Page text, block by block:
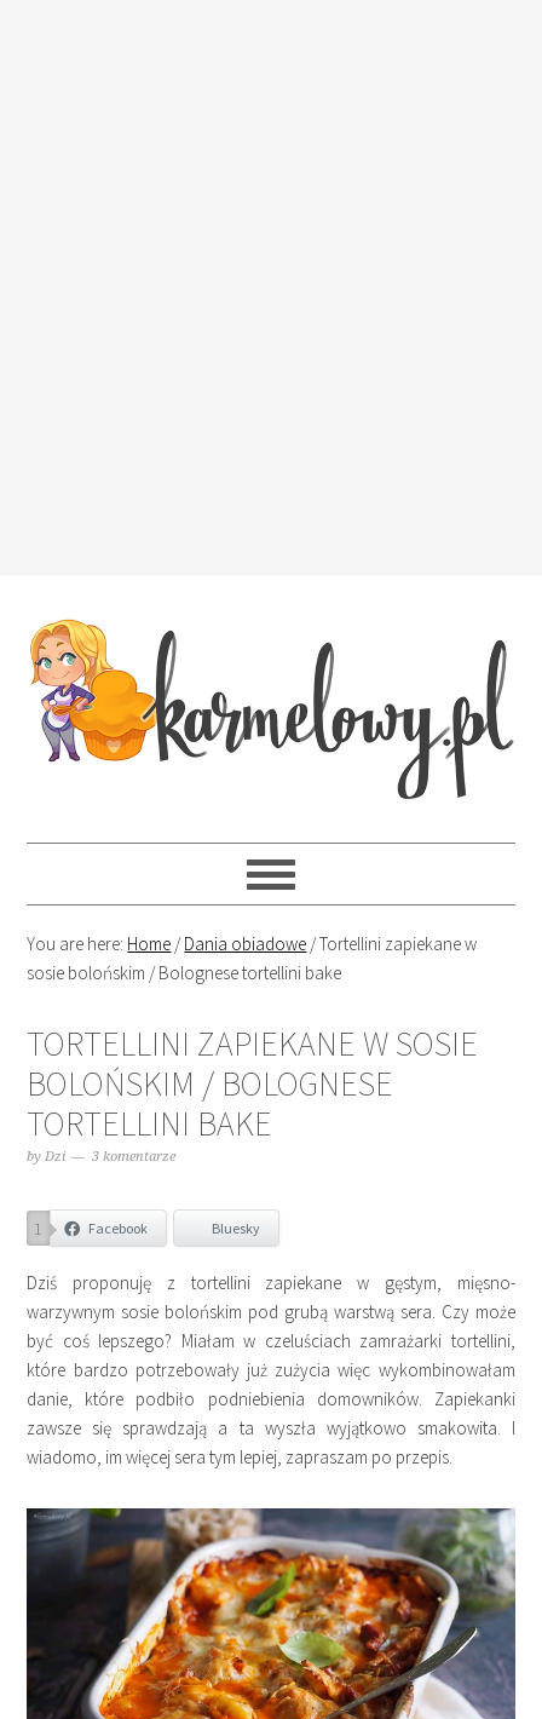
You are here: Home /Dania obiadowe /Tortellini zapiekane w
sosie bolońskim / Bolognese tortellini bake
TORTELLINI ZAPIEKANE W SOSIE
BOLOŃSKIM / BOLOGNESE
TORTELLINI BAKE
byDzi 3 komentarze
1 Facebook Bluesky
Dziś proponuję z tortellini zapiekane w gęstym, mięsno-
warzywnym sosie bolońskim pod grubą warstwą sera. Czy może
być coś lepszego? Miałam w czeluściach zamrażarki tortellini,
które bardzo potrzebowały już zużycia więc wykombinowałam
danie, które podbiło podniebienia domowników. Zapiekanki
zawsze się sprawdzają a ta wyszła wyjątkowo smakowita. I
wiadomo, im więcej sera tym lepiej, zapraszam po przepis.